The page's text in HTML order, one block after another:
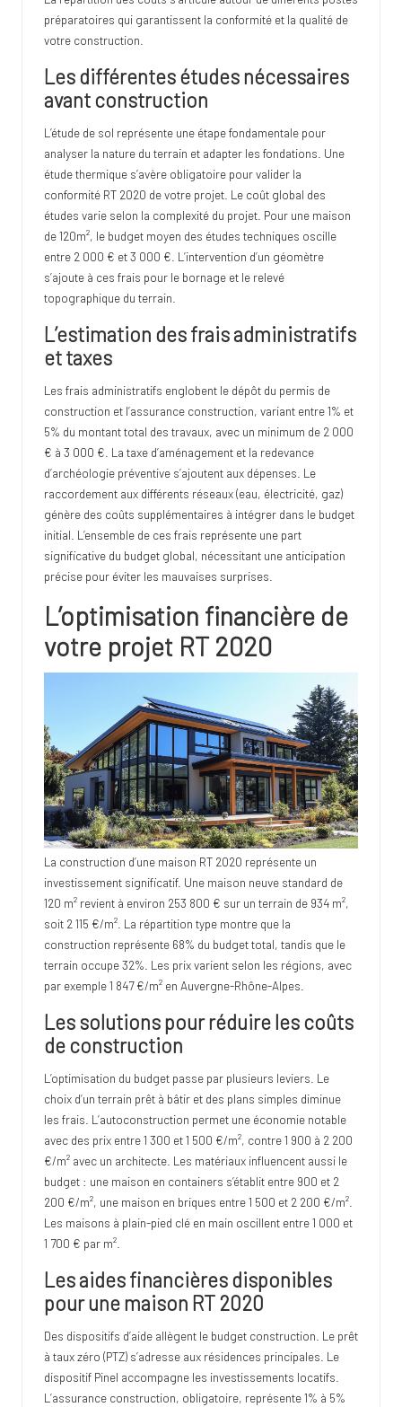
préparatoires qui garantissent la conformité et la qualité de
votre construction.
Les différentes études nécessaires
avant construction
L’étude de sol représente une étape fondamentale pour
analyser la nature du terrain et adapter les fondations. Une
étude thermique s’avère obligatoire pour valider la
conformité RT 2020 de votre projet. Le coût global des
études varie selon la complexité du projet. Pour une maison
de 120m², le budget moyen des études techniques oscille
entre 2 000 € et 3 000 €. L’intervention d’un géomètre
s’ajoute à ces frais pour le bornage et le relevé
topographique du terrain.
L’estimation des frais administratifs
et taxes
Les frais administratifs englobent le dépôt du permis de
construction et l’assurance construction, variant entre 1% et
5% du montant total des travaux, avec un minimum de 2 000
€ à 3 000 €. La taxe d’aménagement et la redevance
d’archéologie préventive s’ajoutent aux dépenses. Le
raccordement aux différents réseaux (eau, électricité, gaz)
génère des coûts supplémentaires à intégrer dans le budget
initial. L’ensemble de ces frais représente une part
significative du budget global, nécessitant une anticipation
précise pour éviter les mauvaises surprises.
L’optimisation financière de
votre projet RT 2020
La construction d’une maison RT 2020 représente un
investissement significatif. Une maison neuve standard de
120 m² revient à environ 253 800 € sur un terrain de 934 m²,
soit 2 115 €/m². La répartition type montre que la
construction représente 68% du budget total, tandis que le
terrain occupe 32%. Les prix varient selon les régions, avec
par exemple 1 847 €/m² en Auvergne-Rhône-Alpes.
Les solutions pour réduire les coûts
de construction
L’optimisation du budget passe par plusieurs leviers. Le
choix d’un terrain prêt à bâtir et des plans simples diminue
les frais. L’autoconstruction permet une économie notable
avec des prix entre 1 300 et 1 500 €/m², contre 1 900 à 2 200
€/m² avec un architecte. Les matériaux influencent aussi le
budget : une maison en containers s’établit entre 900 et 2
200 €/m², une maison en briques entre 1 500 et 2 200 €/m².
Les maisons à plain-pied clé en main oscillent entre 1 000 et
1 700 € par m².
Les aides financières disponibles
pour une maison RT 2020
Des dispositifs d’aide allègent le budget construction. Le prêt
à taux zéro (PTZ) s’adresse aux résidences principales. Le
dispositif Pinel accompagne les investissements locatifs.
L’assurance construction, obligatoire, représente 1% à 5%